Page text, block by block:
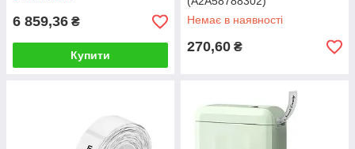
6 859,36 ₴
Купити
Немає в наявності
270,60 ₴